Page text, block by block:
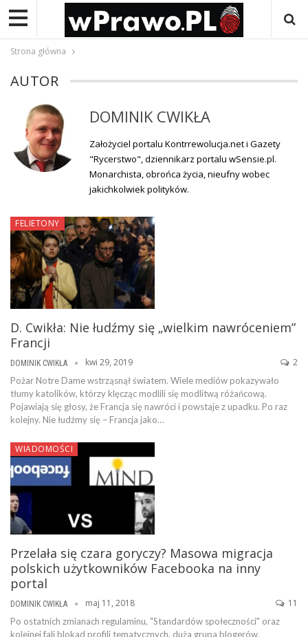
Strona główna
AUTOR
DOMINIK CWIKŁA
Założyciel portalu Kontrrewolucja.net i Gazety
"Rycerstwo", dziennikarz portalu wSensie.pl.
Monarchista, obrońca życia, nieufny wobec
jakichkolwiek polityków.
FELIETONY
D. Cwikła: Nie łudźmy się „wielkim nawróceniem”
Francji
DOMINIK CWIKŁA kwi 29, 2019 2
Pożar Notre Dame wstrząsnął światem. Wiele mediów pokazywało
tłumy katolików, którzy klęcząc modlili się modlitwą różańcową.
Pojawiają się głosy, że Francja się nawróci i powstaje z upadku. Po raz
kolejny. Nie łudźmy się – Francja jako…
WIADOMOŚCI
Przelała się czara goryczy? Masowa migracja
polskich użytkowników Facebooka na inny
portal
DOMINIK CWIKŁA maj 11, 2018 11
Po ostatnich zmianach regulaminu, "Standardów społeczności" oraz
kolejnej fali blokad profili tematycznych, duża grupa blogerów,